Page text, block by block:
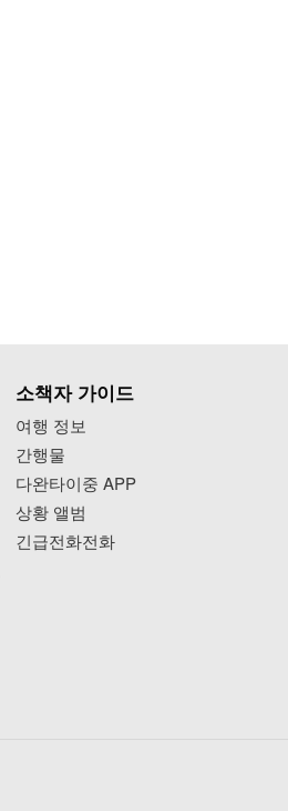
소책자 가이드
여행 정보
간행물
다완타이중 APP
상황 앨범
긴급전화전화